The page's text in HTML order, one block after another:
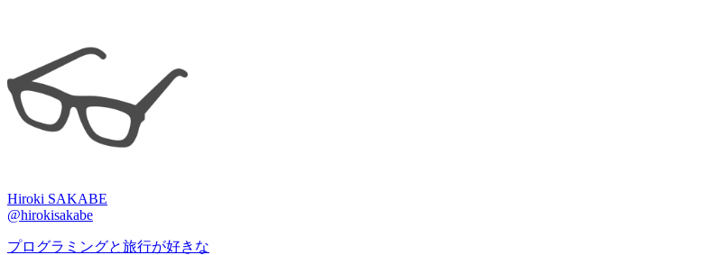
Hiroki SAKABE
@hirokisakabe
プログラミングと旅行が好きな